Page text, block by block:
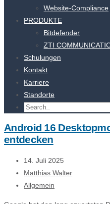
Website-Compliance
PRODUKTE
Bitdefender
ZTI
Schulungen
Kontakt
Karriere
Standorte
Android 16
entdecken
14. Juli 2025
Matthias Walter
Allgemein